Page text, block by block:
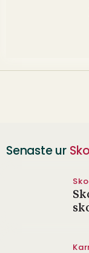
Senaste ur